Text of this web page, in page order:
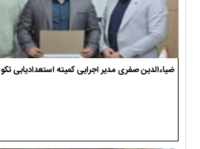
ضیاءالدین صفری مدیر اجرایی کمیته استعدادیابی